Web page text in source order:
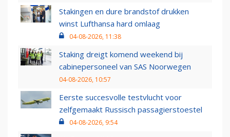
Stakingen en dure brandstof drukken
winst Lufthansa hard omlaag
04-08-2026, 11:38
Staking dreigt komend weekend bij
cabinepersoneel van SAS Noorwegen
04-08-2026, 10:57
Eerste succesvolle testvlucht voor
zelfgemaakt Russisch passagierstoestel
04-08-2026, 9:54